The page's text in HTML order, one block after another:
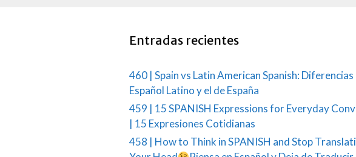
Entradas recientes
460 | Spain vs Latin American Spanish:
Español Latino y el de España
459 | 15 SPANISH Expressions for Everyday
| 15 Expresiones Cotidianas
458 | How to Think in SPANISH and Stop